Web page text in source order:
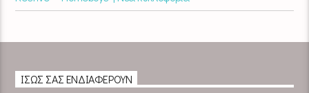
ΊΣΩΣ ΣΑΣ ΕΝΔΙΑΦΈΡΟΥΝ